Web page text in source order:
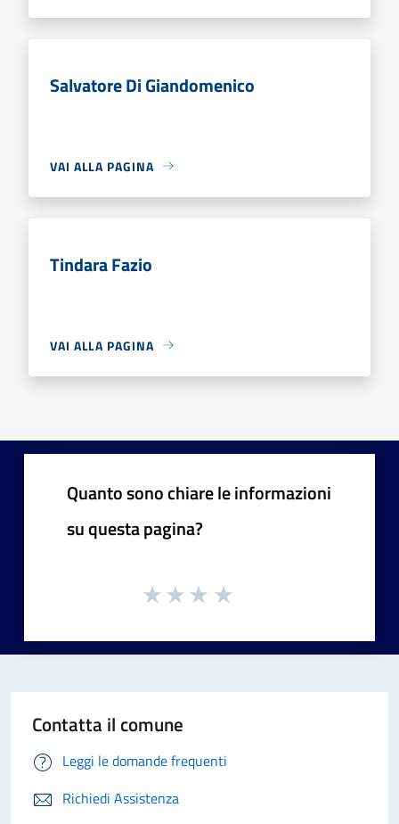
Salvatore Di Giandomenico
VAI ALLA PAGINA
Tindara Fazio
VAI ALLA PAGINA
Quanto sono chiare le informazioni
su questa pagina?
Contatta il comune
Leggi le domande frequenti
Richiedi Assistenza